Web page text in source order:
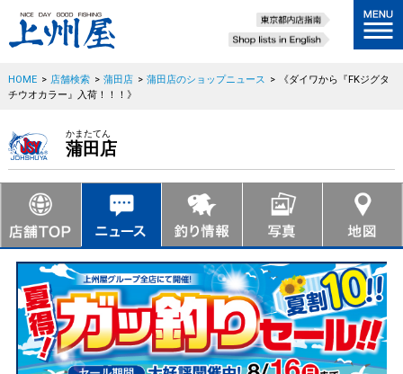
HOME > 店舗検索 > 蒲田店 > 蒲田店のショップニュース >
《ダイワから『FKジグタ
チウオカラー』入荷！！！》
かまたてん
蒲田店